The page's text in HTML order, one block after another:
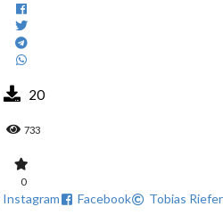
20
733
0
Instagram Facebook Tobias Riefer